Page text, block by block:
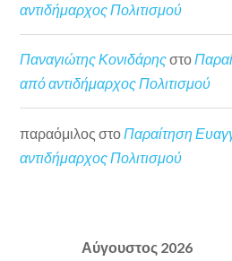
αντιδήμαρχος Πολιτισμού
Παναγιώτης Κονιδάρηςστο
από αντιδήμαρχος Πολιτισμού
παραόμιλος στο Παραίτηση
αντιδήμαρχος Πολιτισμού
Αύγουστος 2026